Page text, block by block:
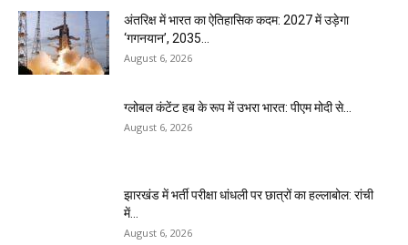
अंतरिक्ष में भारत का ऐतिहासिक कदम: 2027 में उड़ेगा
‘गगनयान’, 2035...
August 6, 2026
ग्लोबल कंटेंट हब के रूप में उभरा भारत: पीएम मोदी से...
August 6, 2026
झारखंड में भर्ती परीक्षा धांधली पर छात्रों का हल्लाबोल: रांची
में...
August 6, 2026